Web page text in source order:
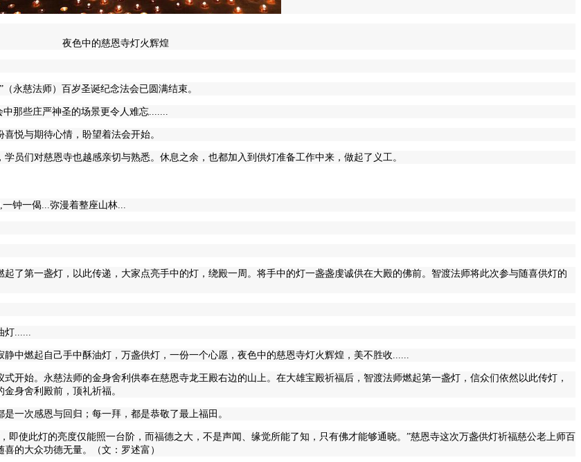
夜色中的慈恩寺灯火辉煌
永慈法师）百岁圣诞纪念法会已圆满结束。
那些庄严神圣的场景更令人难忘.......
悦与期待心情，盼望着法会开始。
员们对慈恩寺也越感亲切与熟悉。休息之余，也都加入到供灯准备工作中来，做起了义工。
钟一偈...弥漫着整座山林...
了第一盏灯，以此传递，大家点亮手中的灯，绕殿一周。将手中的灯一盏盏虔诚供在大殿的佛前。智渡法师将此次参与随喜供灯的
......
中燃起自己手中酥油灯，万盏供灯，一份一个心愿，夜色中的慈恩寺灯火辉煌，美不胜收......
开始。永慈法师的金身舍利供奉在慈恩寺龙王殿右边的山上。在大雄宝殿祈福后，智渡法师燃起第一盏灯，信众们依然以此传灯，
身舍利殿前，顶礼祈福。
一次感恩与回归；每一拜，都是恭敬了最上福田。
即使此灯的亮度仅能照一台阶，而福德之大，不是声闻、缘觉所能了知，只有佛才能够通晓。”慈恩寺这次万盏供灯祈福慈公老上师百
的大众功德无量。（文：罗述富）